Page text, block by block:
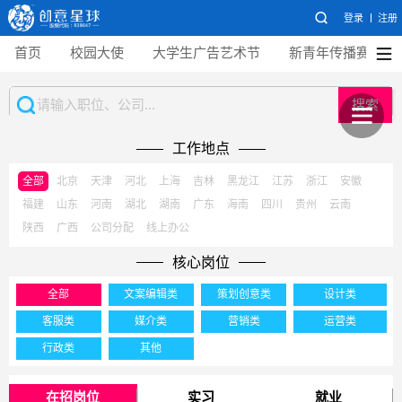
登录 注册
首页 校园大使 大学生广告艺术节 新青年传播赛
搜索
工作地点
全部 北京 天津 河北 上海 吉林 黑龙江 江苏 浙江
安徽
福建
山东 河南 湖北 湖南 广东 海南 四川 贵州
云南
陕西
广西 公司分配 线上办公
核心岗位
全部 文案编辑类 策划创意类 设计类
客服类 媒介类 营销类 运营类
行政类 其他
在招岗位 实习 就业